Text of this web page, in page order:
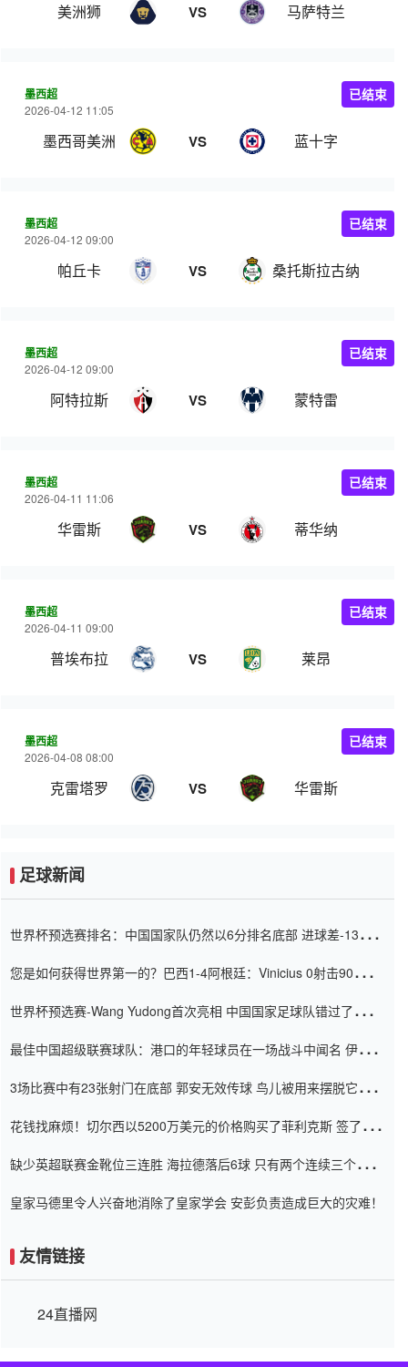
美洲狮 VS 马萨特兰
墨西超
2026-04-12 11:05
墨西哥美洲 VS 蓝十字
已结束
墨西超
2026-04-12 09:00
帕丘卡 VS 桑托斯拉古纳
已结束
墨西超
2026-04-12 09:00
阿特拉斯 VS 蒙特雷
已结束
墨西超
2026-04-11 11:06
华雷斯 VS 蒂华纳
已结束
墨西超
2026-04-11 09:00
普埃布拉 VS 莱昂
已结束
墨西超
2026-04-08 08:00
克雷塔罗 VS 华雷斯
已结束
足球新闻
世界杯预选赛排名：中国国家队仍然以6分排名底部 进球差-13令人
您是如何获得世界第一的？巴西1-4阿根廷：Vinicius 0射击90分钟
世界杯预选赛-Wang Yudong首次亮相 中国国家足球队错过了世界
最佳中国超级联赛球队：港口的年轻球员在一场战斗中闻名 伊万放
3场比赛中有23张射门在底部 郭安无效传球 鸟儿被用来摆脱它
花钱找麻烦！切尔西以5200万美元的价格购买了菲利克斯 签了7年
缺少英超联赛金靴位三连胜 海拉德落后6球 只有两个连续三个连续
皇家马德里令人兴奋地消除了皇家学会 安彭负责造成巨大的灾难！
友情链接
24直播网